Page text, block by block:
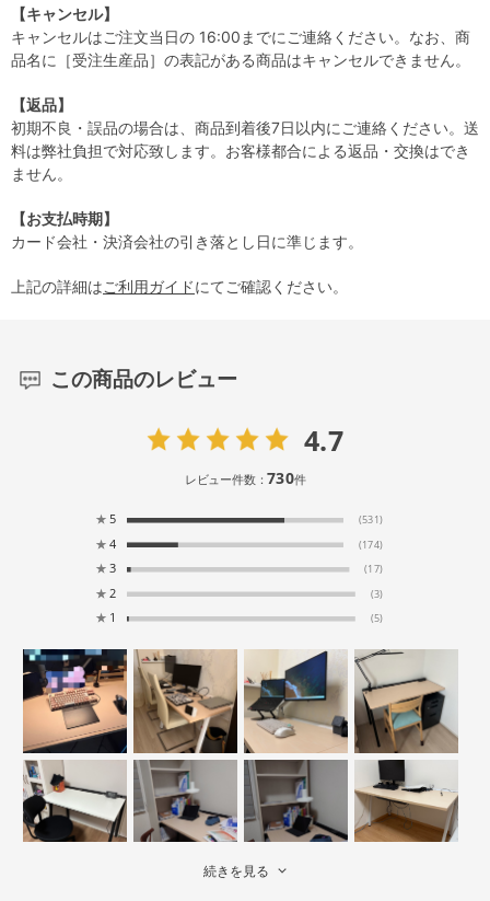
【キャンセル】
キャンセルはご注文当日の 16:00までにご連絡ください。なお、商
品名に［受注生産品］の表記がある商品はキャンセルできません。
【返品】
初期不良・誤品の場合は、商品到着後7日以内にご連絡ください。送
料は弊社負担で対応致します。お客様都合による返品・交換はでき
ません。
【お支払時期】
カード会社・決済会社の引き落とし日に準じます。
上記の詳細はご利用ガイドにてご確認ください。
この商品のレビュー
4.7
レビュー件数：730件
★ 5 (531)
★ 4 (174)
★ 3 (17)
★ 2 (3)
★ 1 (5)
続きを見る